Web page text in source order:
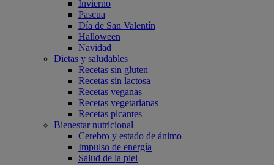
Invierno
Pascua
Día de San Valentín
Halloween
Navidad
Dietas y saludables
Recetas sin gluten
Recetas sin lactosa
Recetas veganas
Recetas vegetarianas
Recetas picantes
Bienestar nutricional
Cerebro y estado de ánimo
Impulso de energía
Salud de la piel